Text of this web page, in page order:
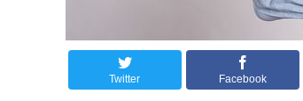
Twitter Facebook